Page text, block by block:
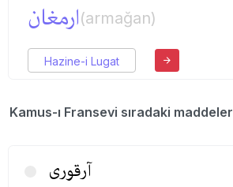
ارمغان(armağan)
Hazine-i Lugat
Kamus-ı Fransevi sıradaki maddeler
آرقوری